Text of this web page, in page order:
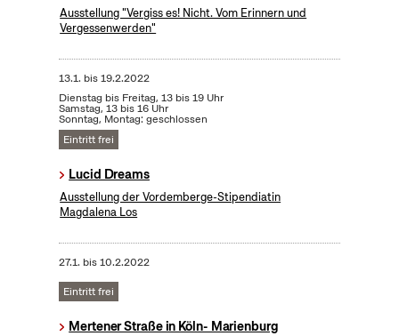
Ausstellung "Vergiss es! Nicht. Vom Erinnern und
Vergessenwerden"
13.1. bis19.2.2022
Dienstag bis Freitag, 13 bis 19 Uhr
Samstag, 13 bis 16 Uhr
Sonntag, Montag: geschlossen
Eintritt frei
Lucid Dreams
Ausstellung der Vordemberge-Stipendiatin
Magdalena Los
27.1. bis10.2.2022
Eintritt frei
Mertener Straße in Köln- Marienburg